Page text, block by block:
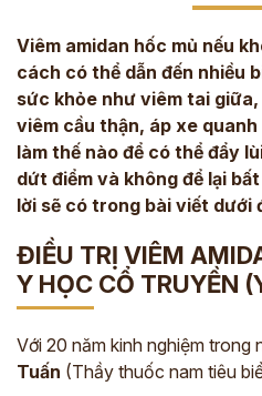
Viêm amidan hốc mủ nếu
cách có thể dẫn đến nhiều
sức khỏe như viêm tai
viêm cầu thận, áp xe
làm thế nào để có thể đẩy
dứt điểm và không để lại
lời sẽ có trong bài viết dưới
ĐIỀU TRỊ VIÊM
Y HỌC CỔ TRUYỀN
Với 20 năm kinh nghiệm trong
Tuấn (Thầy thuốc nam tiêu